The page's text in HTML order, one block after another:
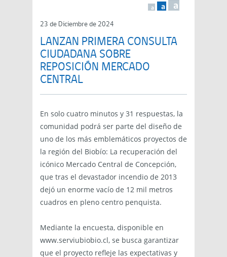
a a a
23 de Diciembre de 2024
LANZAN PRIMERA CONSULTA
CIUDADANA SOBRE
REPOSICIÓN MERCADO
CENTRAL
En solo cuatro minutos y 31 respuestas, la
comunidad podrá ser parte del diseño de
uno de los más emblemáticos proyectos de
la región del Biobío: La recuperación del
icónico Mercado Central de Concepción,
que tras el devastador incendio de 2013
dejó un enorme vacío de 12 mil metros
cuadros en pleno centro penquista.
Mediante la encuesta, disponible en
www.serviubiobio.cl, se busca garantizar
que el proyecto refleje las expectativas y